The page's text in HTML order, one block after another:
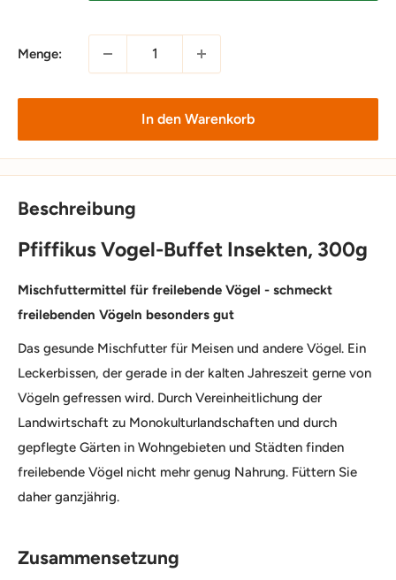
Menge:
In den Warenkorb
Beschreibung
Pfiffikus Vogel-Buffet Insekten, 300g
Mischfuttermittel für freilebende Vögel - schmeckt
freilebenden Vögeln besonders gut
Das gesunde Mischfutter für Meisen und andere Vögel. Ein
Leckerbissen, der gerade in der kalten Jahreszeit gerne von
Vögeln gefressen wird. Durch Vereinheitlichung der
Landwirtschaft zu Monokulturlandschaften und durch
gepflegte Gärten in Wohngebieten und Städten finden
freilebende Vögel nicht mehr genug Nahrung. Füttern Sie
daher ganzjährig.
Zusammensetzung